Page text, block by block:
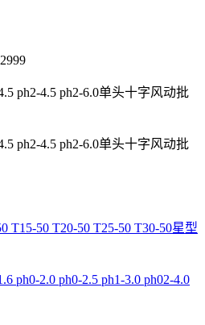
T15-50 T20-50 T25-50 T30-50星型
ph0-2.0 ph0-2.5 ph1-3.0 ph02-4.0